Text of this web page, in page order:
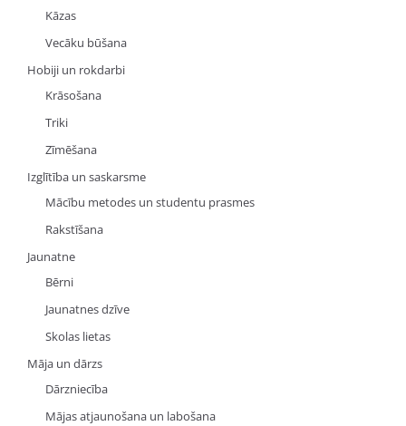
Kāzas
Vecāku būšana
Hobiji un rokdarbi
Krāsošana
Triki
Zīmēšana
Izglītība un saskarsme
Mācību metodes un studentu prasmes
Rakstīšana
Jaunatne
Bērni
Jaunatnes dzīve
Skolas lietas
Māja un dārzs
Dārzniecība
Mājas atjaunošana un labošana